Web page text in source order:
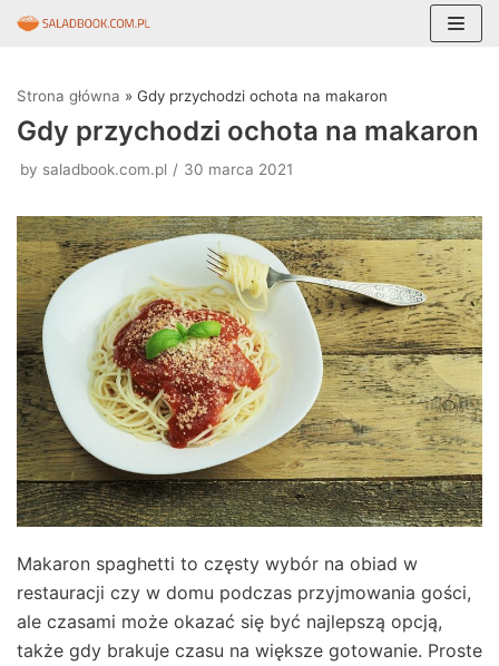
do
treści
Strona główna » Gdy przychodzi ochota na makaron
Gdy przychodzi ochota na makaron
by saladbook.com.pl 30 marca 2021
Makaron spaghetti to częsty wybór na obiad w
restauracji czy w domu podczas przyjmowania gości,
ale czasami może okazać się być najlepszą opcją,
także gdy brakuje czasu na większe gotowanie. Proste